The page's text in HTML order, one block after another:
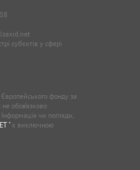
суб'єктів у сфері
фонду за
обов’язково
чи погляди,
"є виключною